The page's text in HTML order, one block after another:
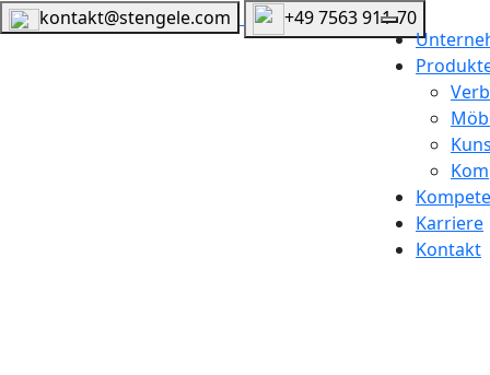
Karriere
Kontakt
kontakt@stengele.com +49 7563 911-70